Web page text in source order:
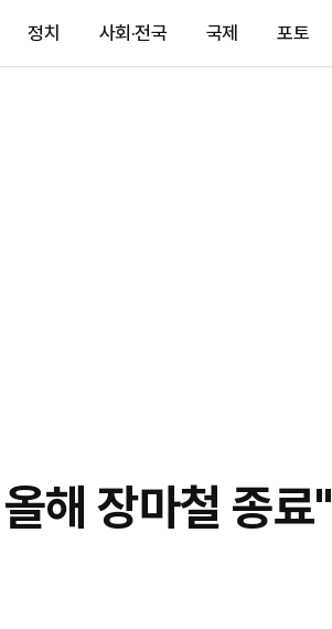
정치 사회·전국 국제 포토
해 장마철 종료"